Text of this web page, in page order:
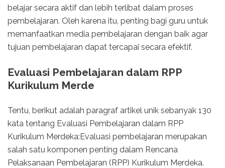
belajar secara aktif dan lebih terlibat dalam proses
pembelajaran. Oleh karena itu, penting bagi guru untuk
memanfaatkan media pembelajaran dengan baik agar
tujuan pembelajaran dapat tercapai secara efektif.
Evaluasi Pembelajaran dalam RPP
Kurikulum Merde
Tentu, berikut adalah paragraf artikel unik sebanyak 130
kata tentang Evaluasi Pembelajaran dalam RPP
Kurikulum Merdeka:Evaluasi pembelajaran merupakan
salah satu komponen penting dalam Rencana
Pelaksanaan Pembelajaran (RPP) Kurikulum Merdeka.